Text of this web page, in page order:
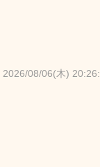
2026/08/06(木)